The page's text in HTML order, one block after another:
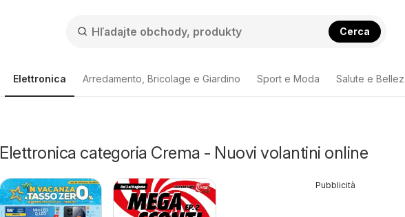
Cerca
Elettronica Arredamento, Bricolage e Giardino Sport e Moda Salute e
Elettronica categoria Crema - Nuovi volantini online
Pubblicità